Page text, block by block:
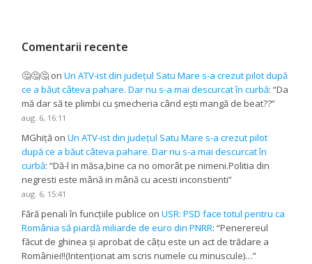
Comentarii recente
🤔🤔🤔 onUn ATV-ist din județul Satu Mare s-a crezut pilot după
ce a băut câteva pahare. Dar nu s-a mai descurcat în curbă: “Da
mă dar să te plimbi cu șmecheria când ești mangă de beat??”
aug. 6, 16:11
MGhiță onUn ATV-ist din județul Satu Mare s-a crezut pilot
după ce a băut câteva pahare. Dar nu s-a mai descurcat în
curbă: “Dă-l in măsa,bine ca no omorât pe nimeni.Politia din
negresti este mână in mână cu acesti inconstienti”
aug. 6, 15:41
Fără penali în funcțiile publice onUSR: PSD face totul pentru ca
România să piardă miliarde de euro din PNRR: “Penerereul
făcut de ghinea și aprobat de câțu este un act de trădare a
României!!(Intenționat am scris numele cu minuscule)…”